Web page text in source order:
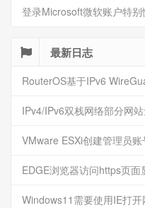
登录Microsoft微软账户特
最新日志
RouterOS基于IPv6
IPv4/IPv6双栈网络部分网
VMware ESXi创建管理员账
Windows11需要使用IE打开